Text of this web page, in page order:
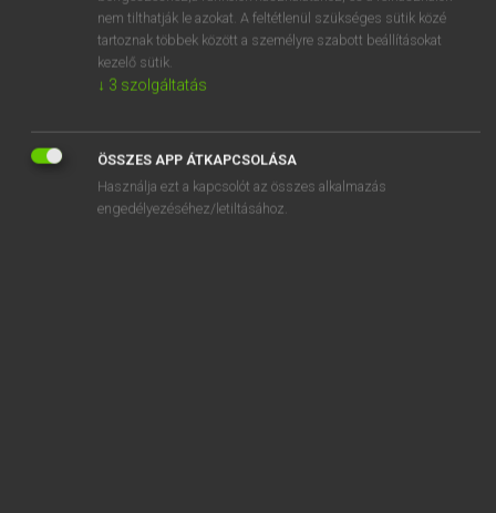
SZOTAR.NET APPLIKÁCIÓ
ONLINE NYELVVIZSGA
nem tilthatják le azokat. A feltétlenül szükséges sütik közé
tartoznak többek között a személyre szabott beállításokat
kezelő sütik.
↓ 3 szolgáltatás
ÖSSZES APP ÁTKAPCSOLÁSA
Használja ezt a kapcsolót az összes alkalmazás
engedélyezéséhez/letiltásához.